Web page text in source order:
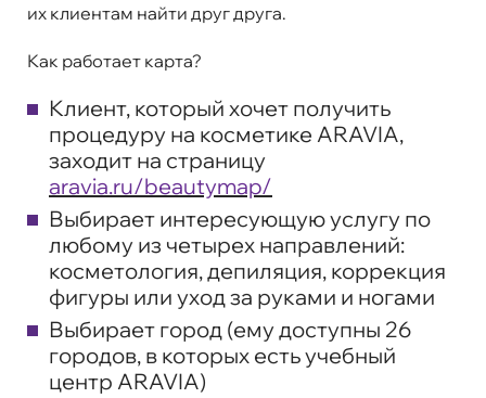
их клиентам найти друг друга.
Как работает карта?
Клиент, который хочет получить
процедуру на косметике ARAVIA,
заходит на страницу
aravia.ru/beautymap/
Выбирает интересующую услугу по
любому из четырех направлений:
косметология, депиляция, коррекция
фигуры или уход за руками и ногами
Выбирает город (ему доступны 26
городов, в которых есть учебный
центр ARAVIA)